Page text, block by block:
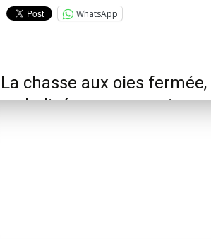
WhatsApp
La chasse aux oies
verbalisée cette semaine
<p style= »text-align: justify; »>La chasse
officiellement fermée depuis samedi.
sera verbalisé s’il venait à tuer ce volatile